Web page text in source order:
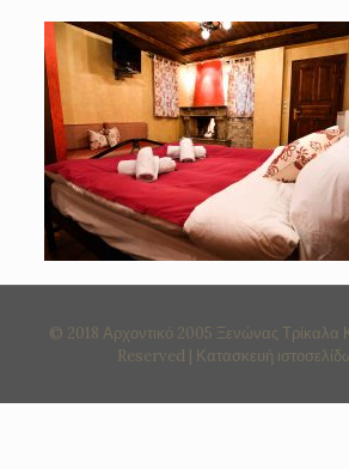
© 2018 Αρχοντικό 2005 Ξενώνας Τρίκαλα
Reserved | Κατασκευή